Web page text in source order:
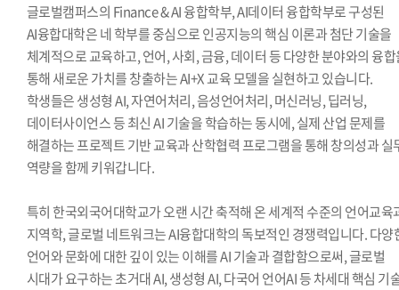
글로벌캠퍼스의 Finance & AI 융합학부, AI데이터 융합학부로 구성된
AI융합대학은 네 학부를 중심으로 인공지능의 핵심 이론과 첨단 기술을
체계적으로 교육하고, 언어, 사회, 금융, 데이터 등 다양한 분야와의 융
통해 새로운 가치를 창출하는 AI+X 교육 모델을 실현하고 있습니다.
학생들은 생성형 AI, 자연어처리, 음성언어처리, 머신러닝, 딥러닝,
데이터사이언스 등 최신 AI 기술을 학습하는 동시에, 실제 산업 문제를
해결하는 프로젝트 기반 교육과 산학협력 프로그램을 통해 창의성과 실
역량을 함께 키워갑니다.
특히 한국외국어대학교가 오랜 시간 축적해 온 세계적 수준의 언어교육
지역학, 글로벌 네트워크는 AI융합대학의 독보적인 경쟁력입니다. 다양
언어와 문화에 대한 깊이 있는 이해를 AI 기술과 결합함으로써, 글로벌
시대가 요구하는 초거대 AI, 생성형 AI, 다국어 언어AI 등 차세대 핵심 기